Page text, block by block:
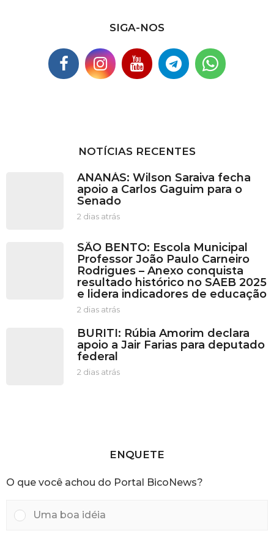
SIGA-NOS
NOTÍCIAS RECENTES
ANANÁS: Wilson Saraiva fecha
apoio a Carlos Gaguim para o
Senado
2 dias atrás2
a
s
a
t
r
á
SÃO BENTO: Escola Municipal
Professor João Paulo Carneiro
Rodrigues – Anexo conquista
resultado histórico no SAEB 2025
e lidera indicadores de educação
2 dias atrás2
i
a
BURITI: Rúbia Amorim declara
apoio a Jair Farias para deputado
federal
2 dias atrás2
r
s
ENQUETE
O que você achou do Portal BicoNews?
Uma boa idéia